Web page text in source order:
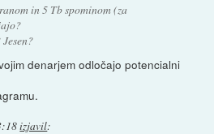
in 5 Tb spominom (za
denarjem odločajo potencialni
izjavil: